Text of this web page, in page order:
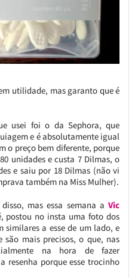
utilidade, mas garanto que é
usei foi o da Sephora, que
e é absolutamente igual
o preço bem diferente, porque
unidades e custa 7 Dilmas, o
e saiu por 18 Dilmas (não vi
também na Miss Mulher).
mas essa semana aVic
postou no insta uma foto dos
similares a esse de um lado, e
mais precisos, o que, nas
na hora de fazer
resenha porque esse trocinho